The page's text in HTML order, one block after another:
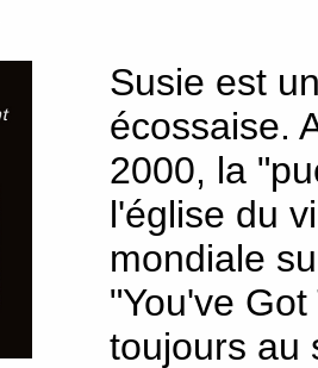
Susie est
écossaise.
2000, la
l'église du
mondiale
"You've
toujours au